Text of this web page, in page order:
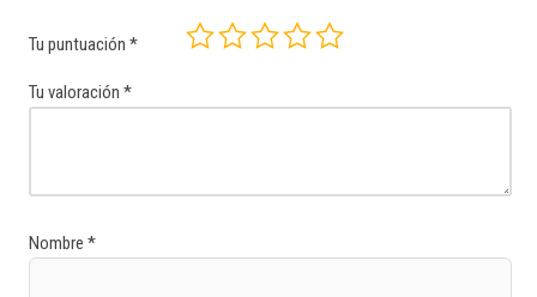
Tu puntuación *
Tu valoración *
Nombre *